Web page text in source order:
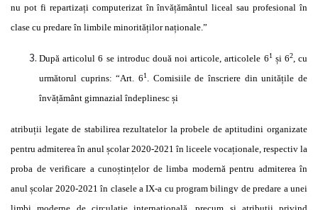
nu pot fi repartizați computerizat în învățământul liceal sau profesional în
clase cu predare în limbile minorităților naționale.”
După articolul 6 se introduc două noi articole, articolele 61și 62, cu
următorul cuprins: “Art. 61
. Comisiile de înscriere din unitățile de
învățământ gimnazial îndeplinesc și
atribuții legate de stabilirea rezultatelor la probele de aptitudini organizate
pentru admiterea în anul școlar 2020-2021 în liceele vocaționale, respectiv la
proba de verificare a cunoștințelor de limba modernă pentru admiterea în
anul școlar 2020-2021 în clasele a IX-a cu program bilingv de predare a unei